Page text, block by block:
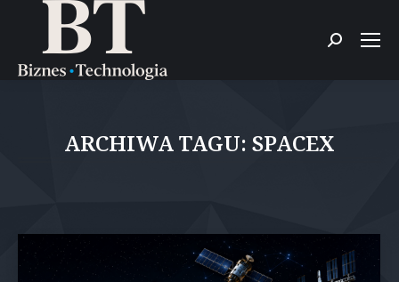
Szukaj:
ARCHIWA TAGU: SPACEX